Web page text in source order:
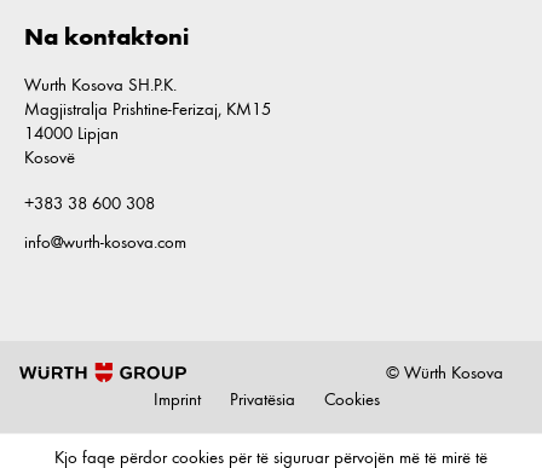
Na kontaktoni
Wurth Kosova SH.P.K.
Magjistralja Prishtine-Ferizaj, KM15
14000 Lipjan
Kosovë
+383 38 600 308
info@wurth-kosova.com
© Würth Kosova
Imprint
Privatësia Cookies
Kjo faqe përdor cookies për të siguruar përvojën më të mirë të